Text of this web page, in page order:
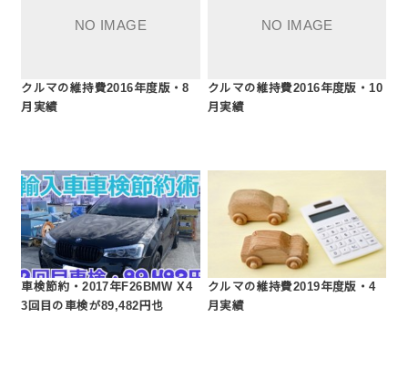
クルマの維持費2016年度版・8
月実績
クルマの維持費2016年度版・10
月実績
車検節約・2017年F26BMW X4
3回目の車検が89,482円也
クルマの維持費2019年度版・4
月実績